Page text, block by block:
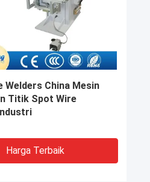
Mesin Las Tangan
Industri Kawat
Harga Terbaik